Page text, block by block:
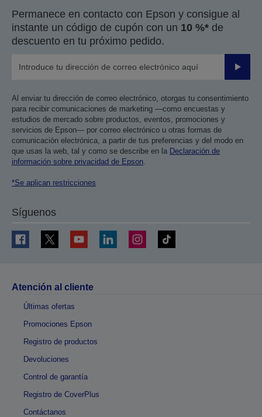
Permanece en contacto con Epson y consigue al
instante un código de cupón con un 10 %* de
descuento en tu próximo pedido.
Enviar
Al enviar tu dirección de correo electrónico, otorgas tu consentimiento
para recibir comunicaciones de marketing —como encuestas y
estudios de mercado sobre productos, eventos, promociones y
servicios de Epson— por correo electrónico u otras formas de
comunicación electrónica, a partir de tus preferencias y del modo en
que usas la web, tal y como se describe en la Declaración de
información sobre privacidad de Epson.
*Se aplican restricciones
Síguenos
Atención al cliente
Últimas ofertas
Promociones Epson
Registro de productos
Devoluciones
Control de garantía
Registro de CoverPlus
Contáctanos